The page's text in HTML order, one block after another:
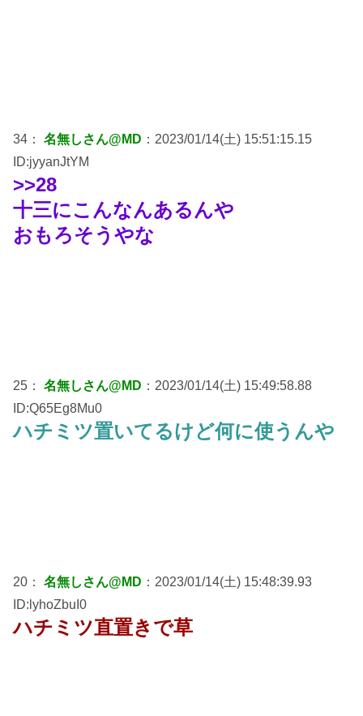
34： 名無しさん@MD ：2023/01/14(土) 15:51:15.15
ID:jyyanJtYM
>>28
十三にこんなんあるんや
おもろそうやな
25： 名無しさん@MD ：2023/01/14(土) 15:49:58.88
ID:Q65Eg8Mu0
ハチミツ置いてるけど何に使うんや
20： 名無しさん@MD ：2023/01/14(土) 15:48:39.93
ID:lyhoZbuI0
ハチミツ直置きで草